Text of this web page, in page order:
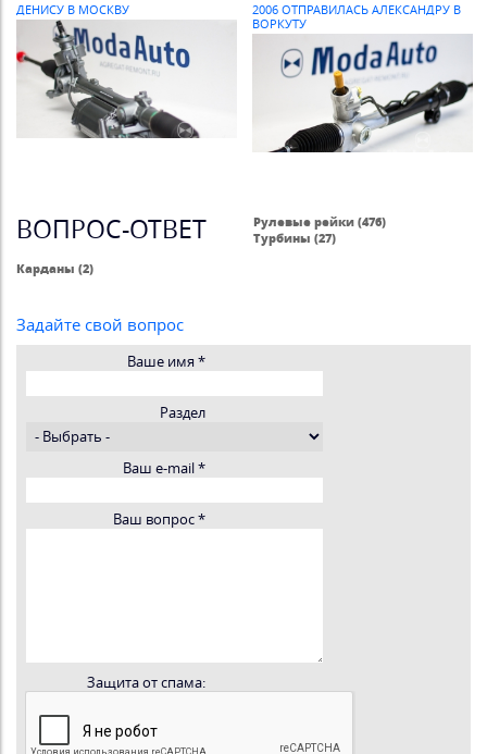
ДЕНИСУ В МОСКВУ
2006 ОТПРАВИЛАСЬ АЛЕКСАНДРУ В
ВОРКУТУ
ВОПРОС-ОТВЕТ
Рулевые рейки (476)
Турбины (27)
Карданы (2)
Задайте свой вопрос
Ваше имя *
Раздел
Ваш e-mail*
Ваш вопрос*
Защита от спама: